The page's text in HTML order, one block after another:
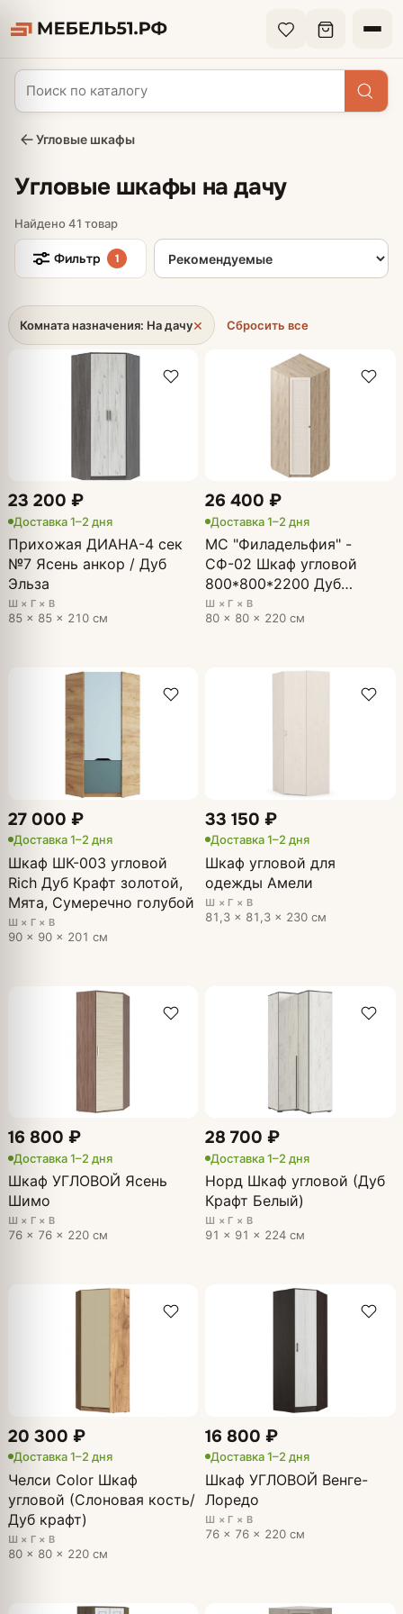
Угловые шкафы
Угловые шкафы на дачу
Найдено 41 товар
Фильтр 1
Сортировка товаров
Комната назначения: На дачу× Сбросить все
23 200 ₽
Доставка 1–2 дня
Прихожая ДИАНА-4 сек
№7 Ясень анкор / Дуб
Эльза
Ш × Г × В
85 × 85 × 210 см
26 400 ₽
Доставка 1–2 дня
МС "Филадельфия" -
СФ-02 Шкаф угловой
800*800*2200 Дуб
Баррик БЕЖ (ЛЕВЫЙ)
Ш × Г × В
80 × 80 × 220 см
27 000 ₽
Доставка 1–2 дня
Шкаф ШК-003 угловой
Rich Дуб Крафт золотой,
Мята, Сумеречно голубой
Ш × Г × В
90 × 90 × 201 см
33 150 ₽
Доставка 1–2 дня
Шкаф угловой для
одежды Амели
Ш × Г × В
81,3 × 81,3 × 230 см
16 800 ₽
Доставка 1–2 дня
Шкаф УГЛОВОЙ Ясень
Шимо
Ш × Г × В
76 × 76 × 220 см
28 700 ₽
Доставка 1–2 дня
Норд Шкаф угловой (Дуб
Крафт Белый)
Ш × Г × В
91 × 91 × 224 см
20 300 ₽
Доставка 1–2 дня
Челси Color Шкаф
угловой (Слоновая кость/
Дуб крафт)
Ш × Г × В
80 × 80 × 220 см
16 800 ₽
Доставка 1–2 дня
Шкаф УГЛОВОЙ Венге-
Лоредо
Ш × Г × В
76 × 76 × 220 см